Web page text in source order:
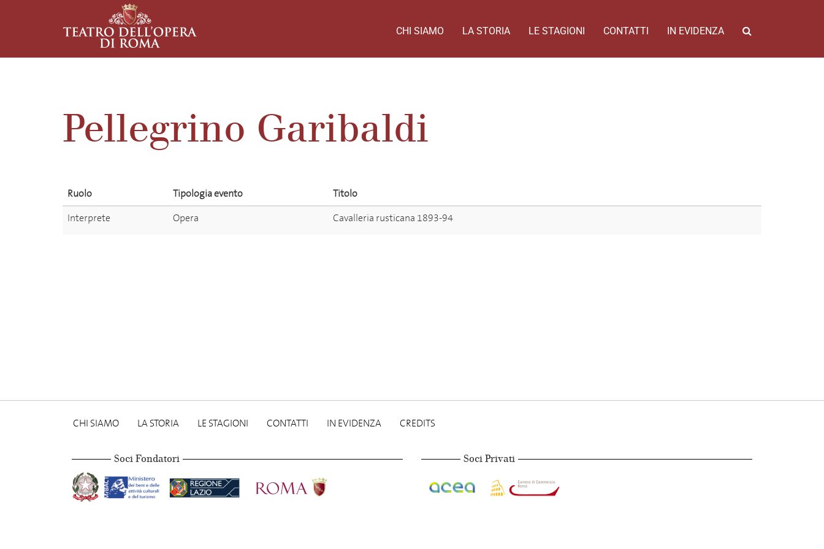
CHI SIAMO LA STORIA LE STAGIONI CONTATTI IN EVIDENZA
Pellegrino Garibaldi
Ruolo Tipologia evento
Titolo
Interprete
Opera Cavalleria rusticana 1893-94
CHI SIAMO LA STORIA LE STAGIONI CONTATTI IN EVIDENZA CREDITS
Soci Fondatori Soci Privati